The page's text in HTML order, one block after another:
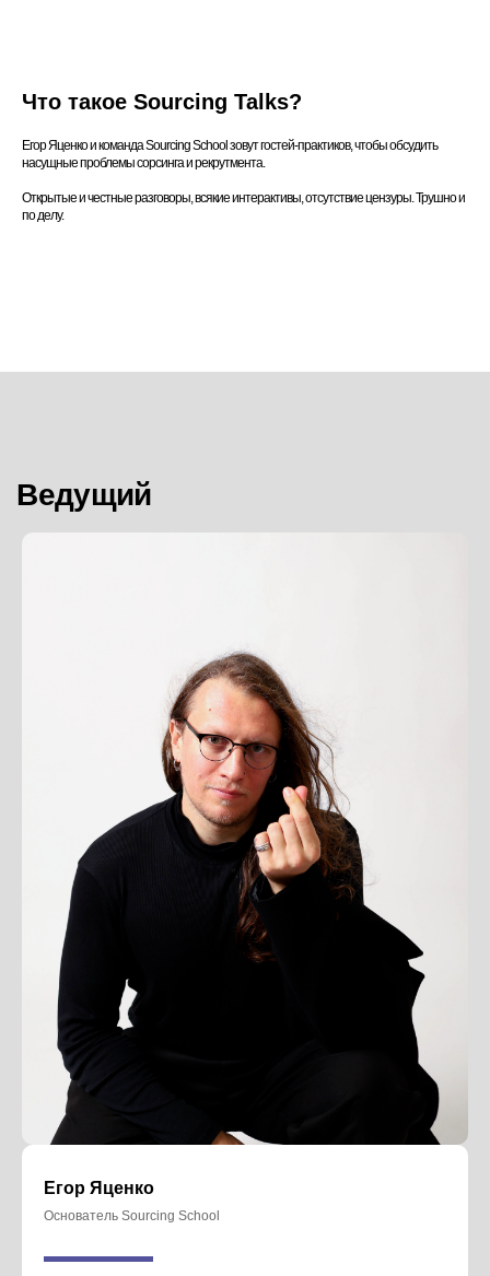
Что такое Sourcing Talks?
Егор Яценко и команда Sourcing School зовут гостей-практиков, чтобы обсудить
насущные проблемы сорсинга и рекрутмента.
Открытые и честные разговоры, всякие интерактивы, отсутствие цензуры. Трушно и
по делу.
Егор Яценко
Основатель Sourcing School
В гостях
Человек с невероятным опытом и бешеной
энергетикой